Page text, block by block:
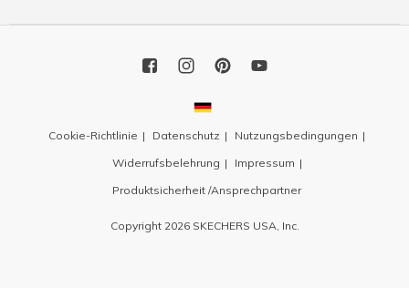
Cookie-Richtlinie Datenschutz
Nutzungsbedingungen
Widerrufsbelehrung
Impressum
Produktsicherheit /Ansprechpartner
Copyright 2026 SKECHERS USA, Inc.